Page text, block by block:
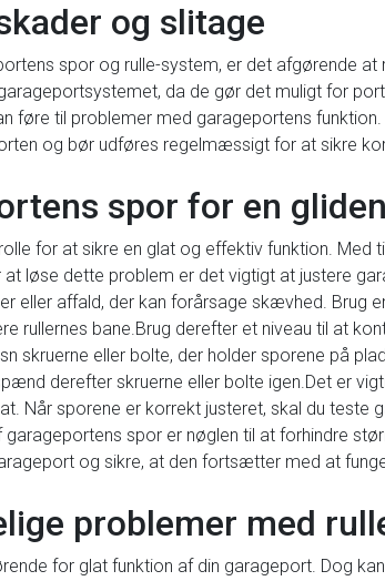
og slitage
spor og rulle-system, er det afgørende
da de gør det muligt for
føre til problemer med garageportens
og bør udføres regelmæssigt for at sikre
spor for en
for at sikre en glat og effektiv funktion. Med
løse dette problem er det vigtigt at justere
eller affald, der kan forårsage skævhed. Brug
rullernes bane.Brug derefter et niveau til at
skruerne eller bolte, der holder sporene på
derefter skruerne eller bolte igen.Det er
Når sporene er korrekt justeret, skal du teste
spor er nøglen til at forhindre
og sikre, at den fortsætter med at
problemer med
for glat funktion af din garageport. Dog